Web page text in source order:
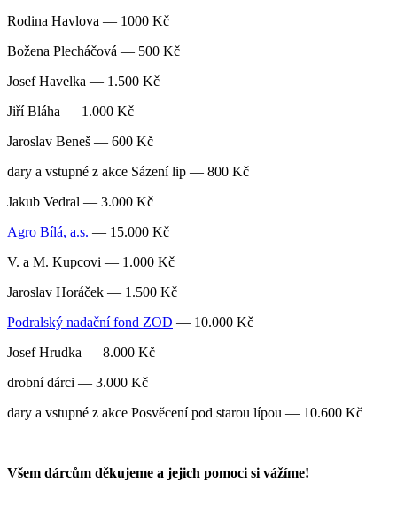
Rodina Havlova — 1000 Kč
Božena Plecháčová — 500 Kč
Josef Havelka — 1.500 Kč
Jiří Bláha — 1.000 Kč
Jaroslav Beneš — 600 Kč
dary a vstupné z akce Sázení lip — 800 Kč
Jakub Vedral — 3.000 Kč
Agro Bílá, a.s. — 15.000 Kč
V. a M. Kupcovi — 1.000 Kč
Jaroslav Horáček — 1.500 Kč
Podralský nadační fond ZOD — 10.000 Kč
Josef Hrudka — 8.000 Kč
drobní dárci — 3.000 Kč
dary a vstupné z akce Posvěcení pod starou lípou — 10.600 Kč
Všem dárcům děkujeme a jejich pomoci si vážíme!